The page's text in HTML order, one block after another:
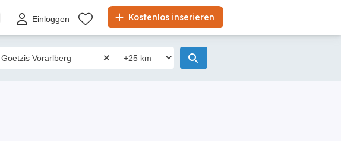
Kostenlos inserieren
Einloggen